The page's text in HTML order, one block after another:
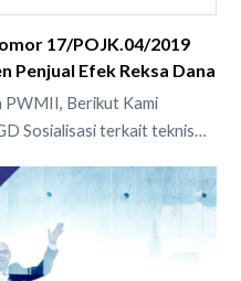
17/POJK.04/2019
Penjual Efek Reksa Dana
PWMII, Berikut Kami
Sosialisasi terkait teknis…